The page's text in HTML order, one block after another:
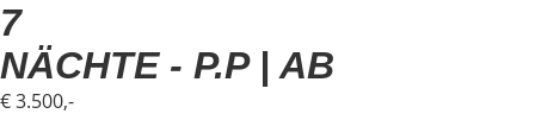
7
NÄCHTE - P.P | AB
€ 3.500,-